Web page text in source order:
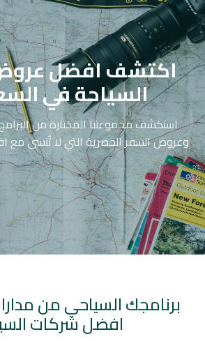
اكتشف افضل
السياحة في
استكشف مجموعتنا المختارة من
وعروض السفر الحصرية التي لا تُنسى مع
برنامجك السياحي من
افضل شركات